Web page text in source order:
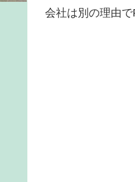
会社は別の理由で